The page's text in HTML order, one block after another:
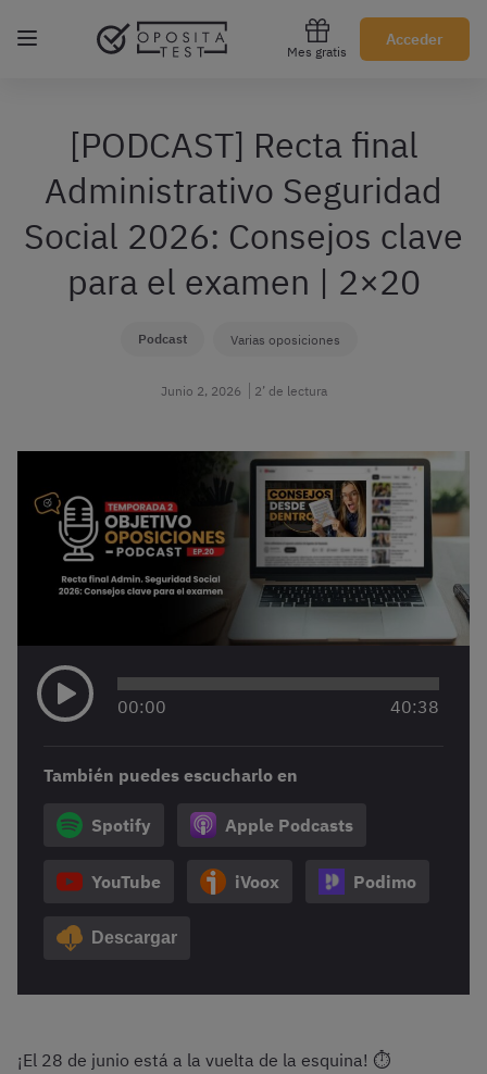
Mes gratis
Acceder
Regístrate gratis
[PODCAST] Recta final
Administrativo Seguridad
Social 2026: Consejos clave
para el examen | 2×20
Podcast Varias oposiciones
Junio 2, 2026 2’ de lectura
00:00 40:38
También puedes escucharlo en
Spotify Apple Podcasts
YouTube iVoox Podimo
Descargar
¡El 28 de junio está a la vuelta de la esquina! ⏱️